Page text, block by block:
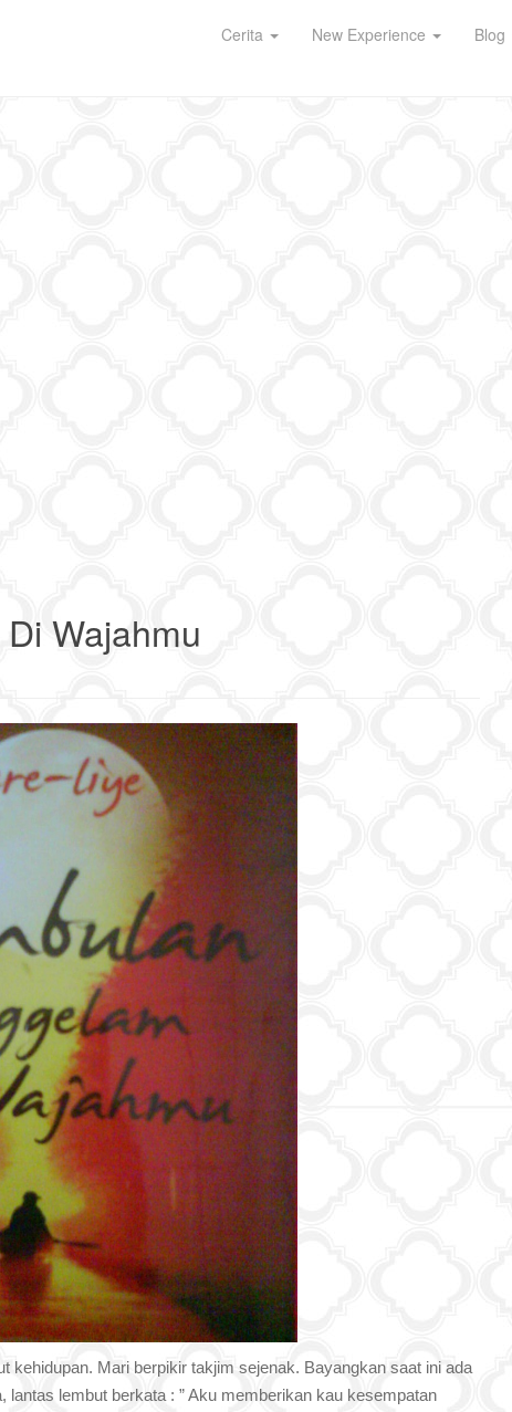
Cerita New Experience Blog
Wajahmu
kehidupan. Mari berpikir takjim sejenak. Bayangkan saat ini ada
lembut berkata : ” Aku memberikan kau kesempatan